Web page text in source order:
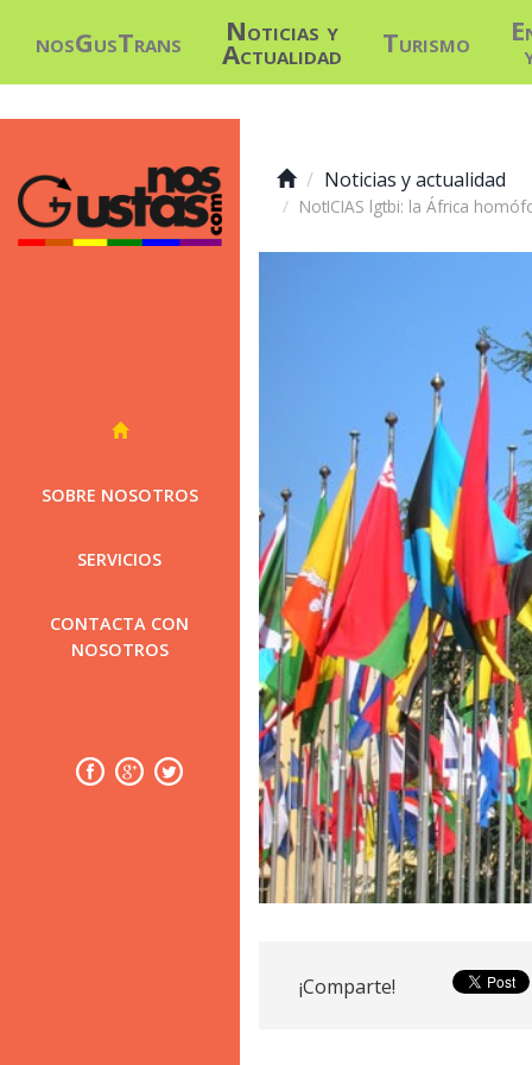
nosGusTrans Noticias y
Actualidad Turismo
SOBRE NOSOTROS
SERVICIOS
CONTACTA CON
NOSOTROS
Noticias y actualidad
NotICIAS lgtbi: la África
¡Comparte!